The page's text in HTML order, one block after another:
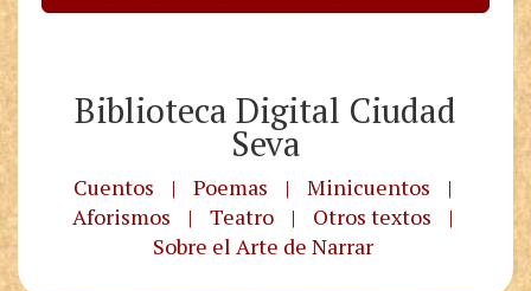
Biblioteca Digital Ciudad
Seva
Cuentos | Poemas | Minicuentos
|
Aforismos
| Teatro | Otros textos
|
Sobre el Arte de Narrar